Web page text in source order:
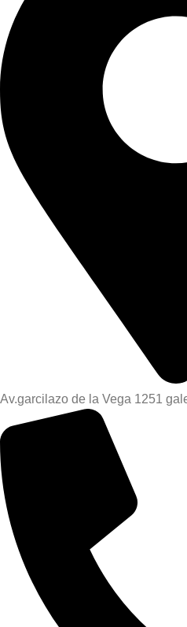
Av.garcilazo de la Vega 1251